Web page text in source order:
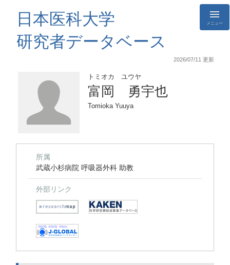
日本医科大学
研究者データベース
メニュー
2026/07/11 更新
トミオカ ユウヤ
富岡 勇宇也
Tomioka Yuuya
所属
武蔵小杉病院 呼吸器外科 助教
外部リンク